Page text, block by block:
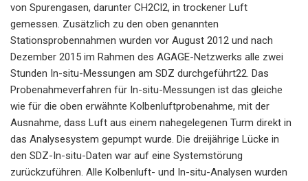
von Spurengasen, darunter CH2Cl2, in trockener Luft
gemessen. Zusätzlich zu den oben genannten
Stationsprobennahmen wurden vor August 2012 und nach
Dezember 2015 im Rahmen des AGAGE-Netzwerks alle zwei
Stunden In-situ-Messungen am SDZ durchgeführt22. Das
Probenahmeverfahren für In-situ-Messungen ist das gleiche
wie für die oben erwähnte Kolbenluftprobenahme, mit der
Ausnahme, dass Luft aus einem nahegelegenen Turm direkt in
das Analysesystem gepumpt wurde. Die dreijährige Lücke in
den SDZ-In-situ-Daten war auf eine Systemstörung
zurückzuführen. Alle Kolbenluft- und In-situ-Analysen wurden